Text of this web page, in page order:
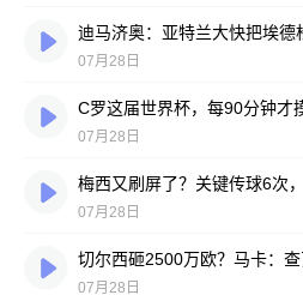
07月28日
C罗这届世界杯，每90分钟才
07月28日
07月28日
07月28日